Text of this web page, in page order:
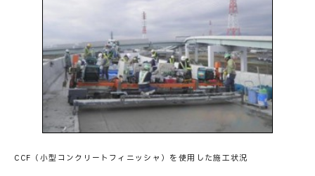
CCF（小型コンクリートフィニッシャ）を使用した施工状況